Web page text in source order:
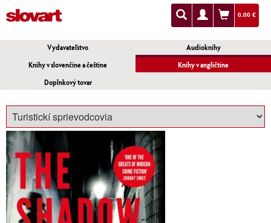
0.00 €
Vydavateľstvo
Audioknihy
Knihy v slovenčine a češtine
Knihy v angličtine
Doplnkový tovar